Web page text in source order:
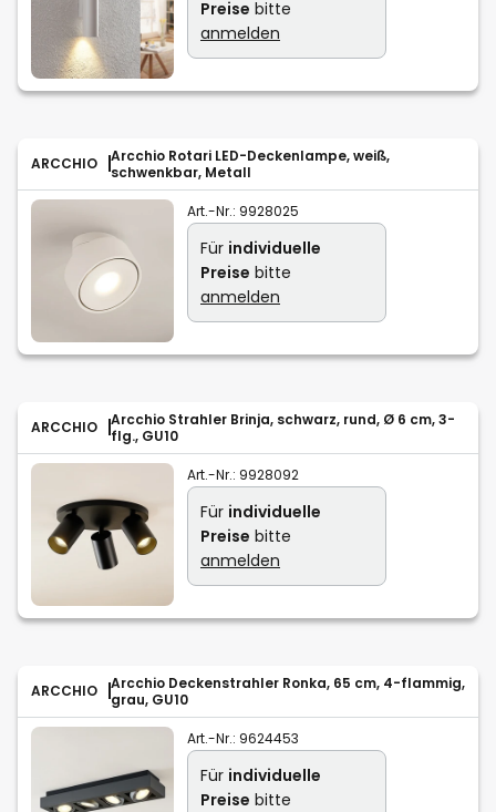
Preise bitte
anmelden
ARCCHIO
Arcchio Rotari LED-Deckenlampe, weiß,
schwenkbar, Metall
Art.-Nr.: 9928025
Für individuelle
Preise bitte
anmelden
ARCCHIO
Arcchio Strahler Brinja, schwarz, rund, Ø 6 cm, 3-
flg., GU10
Art.-Nr.: 9928092
Für individuelle
Preise bitte
anmelden
ARCCHIO
Arcchio Deckenstrahler Ronka, 65 cm, 4-flammig,
grau, GU10
Art.-Nr.: 9624453
Für individuelle
Preise bitte